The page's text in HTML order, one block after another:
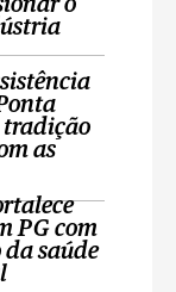
o
tradição
as
PG com
da saúde